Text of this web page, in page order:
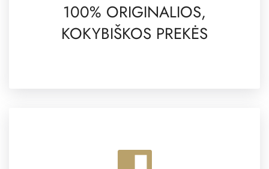
100% ORIGINALIOS,
KOKYBIŠKOS PREKĖS